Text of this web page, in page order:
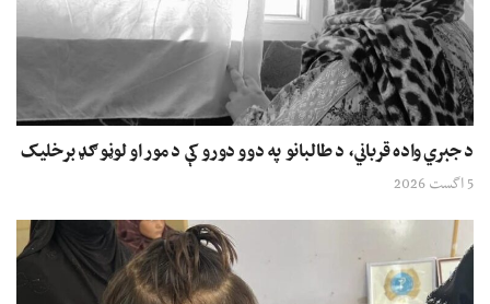
د جبري واده قرباني، د طالبانو په دوو دورو کې د مور او لوڼو ګډ برخلیک
5 اگست 2026